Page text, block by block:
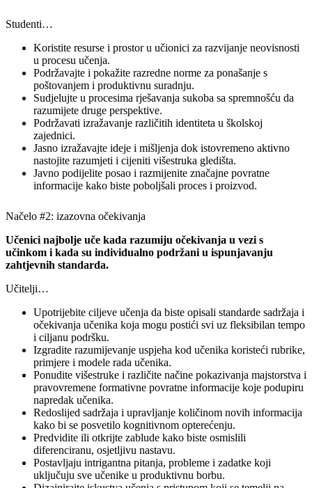
Studenti…
Koristite resurse i prostor u učionici za razvijanje neovisnosti
u procesu učenja.
Podržavajte i pokažite razredne norme za ponašanje s
poštovanjem i produktivnu suradnju.
Sudjelujte u procesima rješavanja sukoba sa spremnošću da
razumijete druge perspektive.
Podržavati izražavanje različitih identiteta u školskoj
zajednici.
Jasno izražavajte ideje i mišljenja dok istovremeno aktivno
nastojite razumjeti i cijeniti višestruka gledišta.
Javno podijelite posao i razmijenite značajne povratne
informacije kako biste poboljšali proces i proizvod.
Načelo #2: izazovna očekivanja
Učenici najbolje uče kada razumiju očekivanja u vezi s
učinkom i kada su individualno podržani u ispunjavanju
zahtjevnih standarda.
Učitelji…
Upotrijebite ciljeve učenja da biste opisali standarde sadržaja i
očekivanja učenika koja mogu postići svi uz fleksibilan tempo
i ciljanu podršku.
Izgradite razumijevanje uspjeha kod učenika koristeći rubrike,
primjere i modele rada učenika.
Ponudite višestruke i različite načine pokazivanja majstorstva i
pravovremene formativne povratne informacije koje podupiru
napredak učenika.
Redoslijed sadržaja i upravljanje količinom novih informacija
kako bi se posvetilo kognitivnom opterećenju.
Predvidite ili otkrijte zablude kako biste osmislili
diferenciranu, osjetljivu nastavu.
Postavljaju intrigantna pitanja, probleme i zadatke koji
uključuju sve učenike u produktivnu borbu.